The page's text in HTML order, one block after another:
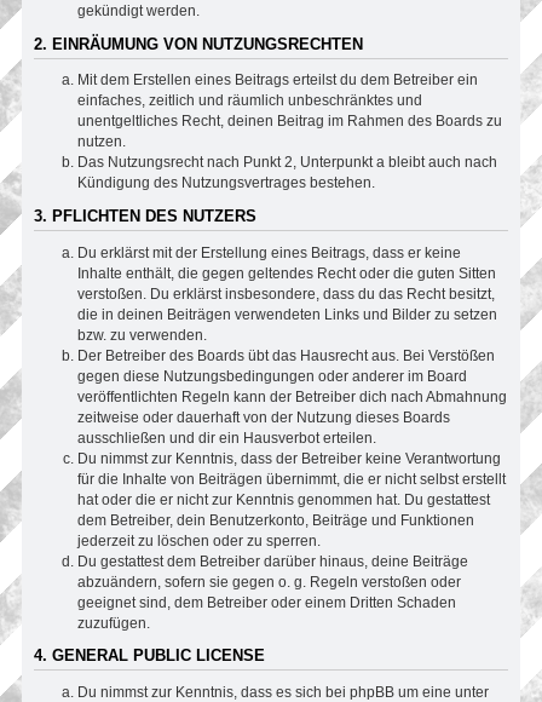
gekündigt werden.
2. EINRÄUMUNG VON NUTZUNGSRECHTEN
Mit dem Erstellen eines Beitrags erteilst du dem Betreiber ein
einfaches, zeitlich und räumlich unbeschränktes und
unentgeltliches Recht, deinen Beitrag im Rahmen des Boards zu
nutzen.
Das Nutzungsrecht nach Punkt 2, Unterpunkt a bleibt auch nach
Kündigung des Nutzungsvertrages bestehen.
3. PFLICHTEN DES NUTZERS
Du erklärst mit der Erstellung eines Beitrags, dass er keine
Inhalte enthält, die gegen geltendes Recht oder die guten Sitten
verstoßen. Du erklärst insbesondere, dass du das Recht besitzt,
die in deinen Beiträgen verwendeten Links und Bilder zu setzen
bzw. zu verwenden.
Der Betreiber des Boards übt das Hausrecht aus. Bei Verstößen
gegen diese Nutzungsbedingungen oder anderer im Board
veröffentlichten Regeln kann der Betreiber dich nach Abmahnung
zeitweise oder dauerhaft von der Nutzung dieses Boards
ausschließen und dir ein Hausverbot erteilen.
Du nimmst zur Kenntnis, dass der Betreiber keine Verantwortung
für die Inhalte von Beiträgen übernimmt, die er nicht selbst erstellt
hat oder die er nicht zur Kenntnis genommen hat. Du gestattest
dem Betreiber, dein Benutzerkonto, Beiträge und Funktionen
jederzeit zu löschen oder zu sperren.
Du gestattest dem Betreiber darüber hinaus, deine Beiträge
abzuändern, sofern sie gegen o. g. Regeln verstoßen oder
geeignet sind, dem Betreiber oder einem Dritten Schaden
zuzufügen.
4. GENERAL PUBLIC LICENSE
Du nimmst zur Kenntnis, dass es sich bei phpBB um eine unter